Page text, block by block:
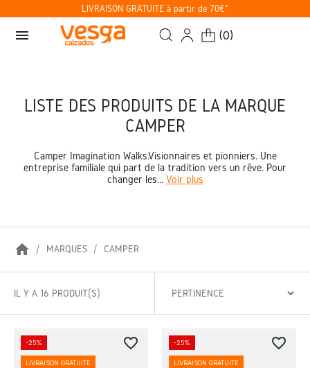
LIVRAISON GRATUITE à partir de 70€*
menu (0)
LISTE DES PRODUITS DE LA MARQUE
CAMPER
Camper Imagination Walks.Visionnaires et pionniers. Une
entreprise familiale qui part de la tradition vers un rêve. Pour
changer les... Voir plus
home MARQUES CAMPER
IL Y A 16 PRODUIT(S)
-25%
LIVRAISON GRATUITE
favorite_border -25%
LIVRAISON GRATUITE
favorite_border